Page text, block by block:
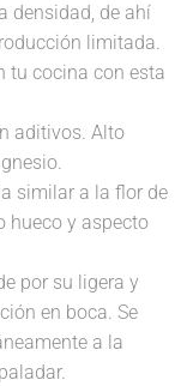
densidad, de ahí
limitada.
tu cocina con esta
aditivos. Alto
similar a la flor de
hueco y aspecto
por su ligera y
en boca. Se
a la